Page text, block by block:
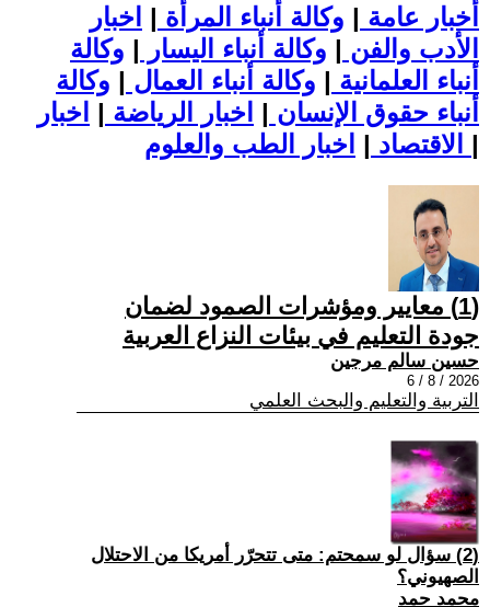
أخبار عامة | وكالة أنباء المرأة | اخبار
الأدب والفن | وكالة أنباء اليسار | وكالة
أنباء العلمانية | وكالة أنباء العمال | وكالة
أنباء حقوق الإنسان | اخبار الرياضة | اخبار
الاقتصاد | |
(1) معايير ومؤشرات الصمود لضمان
جودة التعليم في بيئات النزاع العربية
حسين سالم مرجين
2026 / 8 / 6
التربية والتعليم والبحث العلمي
(2) سؤال لو سمحتم: متى تتحرّر أمريكا من الاحتلال
الصهيوني؟
محمد حمد